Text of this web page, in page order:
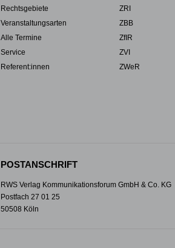
Rechtsgebiete
Veranstaltungsarten
Alle Termine
Service
Referent:innen
ZRI
ZBB
ZfIR
ZVI
ZWeR
POSTANSCHRIFT
RWS Verlag Kommunikationsforum GmbH & Co. KG
Postfach 27 01 25
50508 Köln